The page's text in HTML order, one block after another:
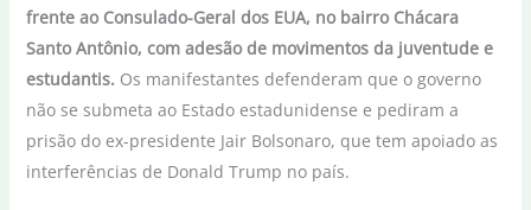
frente ao Consulado-Geral dos EUA, no bairro Chácara
Santo Antônio, com adesão de movimentos da juventude e
estudantis. Os manifestantes defenderam que o governo
não se submeta ao Estado estadunidense e pediram a
prisão do ex-presidente Jair Bolsonaro, que tem apoiado as
interferências de Donald Trump no país.